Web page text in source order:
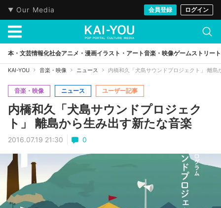
Our Media 会員登録 ログイン
本・文芸情報化社会アニメ・漫画イラスト・アート音楽・映像ゲームストリート
KAI-YOU 音楽・映像 ニュース 内橋和久「犬島サウンドプロジェクト」 離島
音楽・映像 ニュース ユーザー記事
内橋和久「犬島サウンドプロジェク
ト」 離島から生み出す新たな音楽
2016.07.19 21:30 0